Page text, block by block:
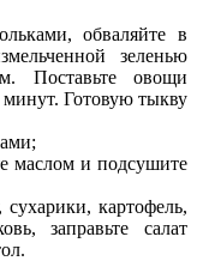
обваляйте в
зеленью
Поставьте овощи
минут. Готовую тыкву
маслом и подсушите
картофель,
заправьте салат